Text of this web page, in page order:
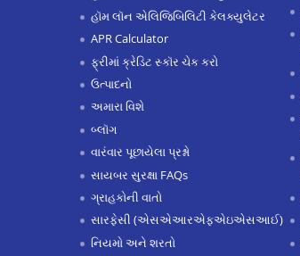
હૉમ લૉન એલિજિબિલિટી કેલક્યુલેટર
APR Calculator
ફ્રીમાં ક્રેડિટ સ્કૉર ચેક કરો
ઉત્પાદનો
અમારા વિશે
બ્લૉગ
વારંવાર પૂછાયેલા પ્રશ્નો
સાયબર સુરક્ષા FAQs
ગ્રાહકોની વાતો
સારફેસી (એસએઆરએફએઇએસઆઈ)
નિયમો અને શરતો